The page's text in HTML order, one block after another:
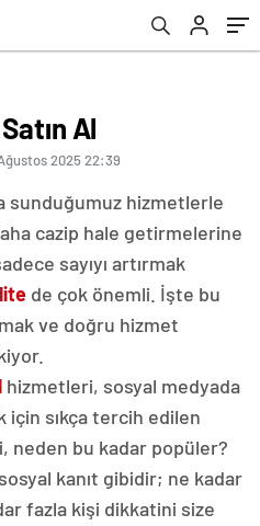
Al
2025 22:39
sunduğumuz hizmetlerle
cazip hale getirmelerine
sayıyı artırmak
de çok önemli. İşte bu
ve doğru hizmet
hizmetleri, sosyal medyada
için sıkça tercih edilen
neden bu kadar popüler?
kanıt gibidir; ne kadar
fazla kişi dikkatini size